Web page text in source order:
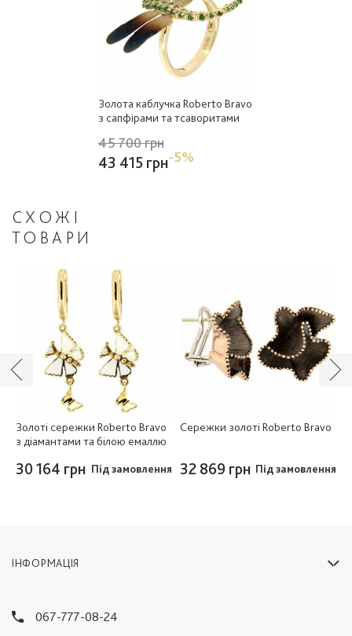
Золота каблучка Roberto Bravo
з сапфірами та тсаворитами
45 700 грн
43 415 грн-5%
СХОЖІ
ТОВАРИ
Золоті сережки Roberto Bravo
з діамантами та білою емаллю
30 164 грн Під замовлення
Сережки золоті Roberto Bravo
32 869 грн Під замовлення
ІНФОРМАЦІЯ
067-777-08-24